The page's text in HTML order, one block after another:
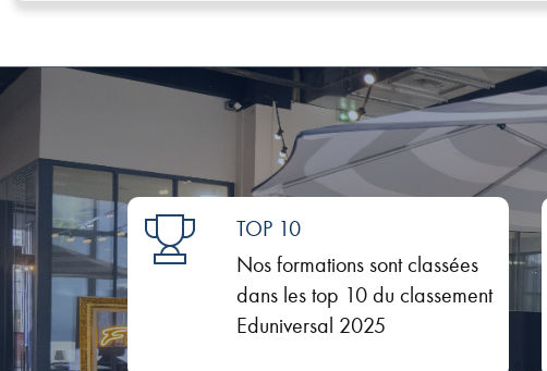
TOP 10
Nos formations sont classées
dans les top 10 du classement
Eduniversal 2025